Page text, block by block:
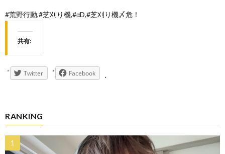
#荒野行動,#芝刈り機,#αD,#芝刈り機〆危！
共有:
Twitter Facebook
RANKING